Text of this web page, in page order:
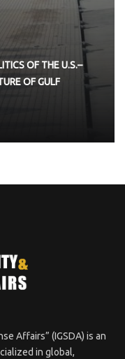
OF THE U.S.–
OF GULF
Affairs” (IGSDA) is an
in global,